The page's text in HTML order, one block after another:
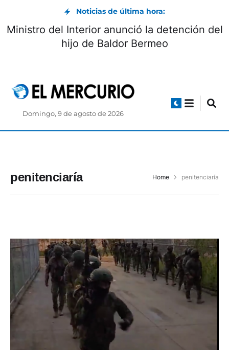
Noticias de última hora:
Ministro del Interior anunció la detención del
hijo de Baldor Bermeo
Domingo, 9 de agosto de 2026
penitenciaría Home penitenciaría